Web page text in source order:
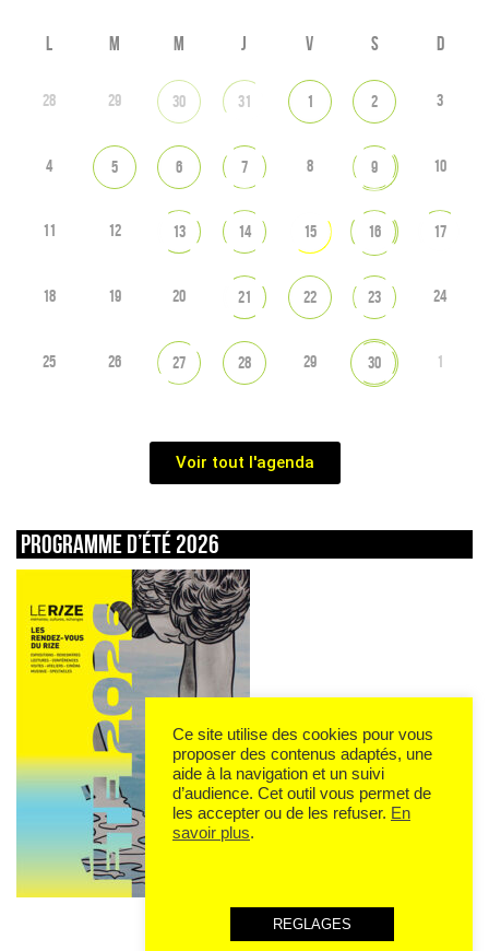
L M M J V S D
28 29 30 31 1 2 3
4 5 6 7 8 9 10
11 12 13 14 15 16 17
18 19 20 21 22 23 24
25 26 27 28 29 30 1
Voir tout l'agenda
Programme d’été 2026
Ce site utilise des cookies pour vous
proposer des contenus adaptés, une
aide à la navigation et un suivi
d’audience. Cet outil vous permet de
les accepter ou de les refuser. En
savoir plus.
REGLAGES